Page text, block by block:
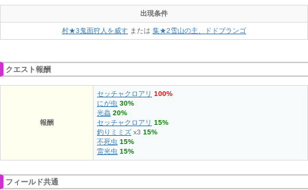
出現条件
村★3鬼面狩人を威す または 集★2雪山の主、ドドブランゴ
クエスト報酬
報酬
セッチャクロアリ 100%
にが虫 30%
光蟲 20%
セッチャクロアリ 15%
釣りミミズ x3 15%
不死虫 15%
雷光虫 15%
フィールド共通